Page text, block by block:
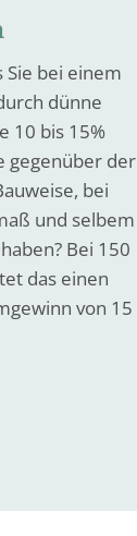
Sie bei einem
dünne
10 bis 15%
gegenüber der
bei
und selbem
Bei 150
das einen
von 15